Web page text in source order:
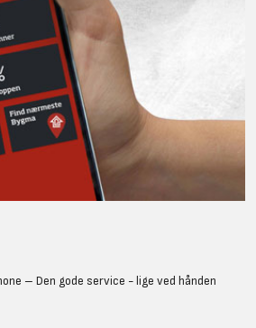
– Den gode service - lige ved hånden